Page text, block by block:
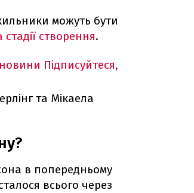
можуть бути
створення.
Підписуйтеся,
та Мікаела
в попередньому
всього через